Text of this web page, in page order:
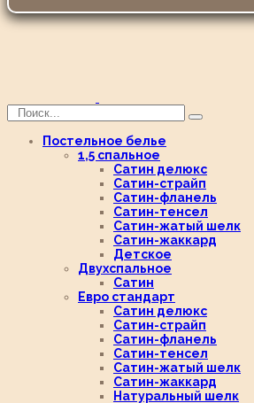
Постельное белье
1,5 спальное
Сатин делюкс
Сатин-страйп
Сатин-фланель
Сатин-тенсел
Сатин-жатый шелк
Сатин-жаккард
Детское
Двухспальное
Сатин
Евро стандарт
Сатин делюкс
Сатин-страйп
Сатин-фланель
Сатин-тенсел
Сатин-жатый шелк
Сатин-жаккард
Натуральный шелк